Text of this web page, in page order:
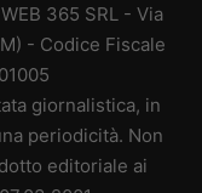
365 SRL - Via
- Codice Fiscale
giornalistica, in
periodicità. Non
editoriale ai